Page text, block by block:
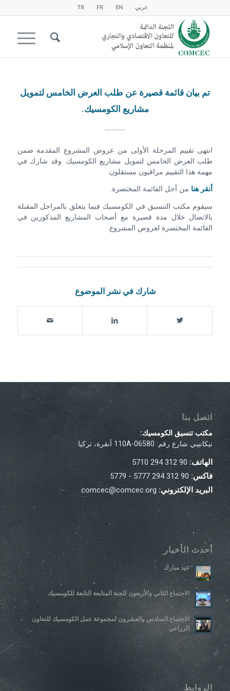
عربي EN
FR
TR
تم بيان قائمة قصيرة عن طلب العرض الخامس لتمويل
مشاريع الكومسيك.
انتهى تقييم المرحلة الأولى من عروض المشروع المقدمة ضمن
طلب العرض الخامس لتمويل مشاريع الكومسيك. وقد شارك في
مهمة هذا التقييم مراقبون مستقلون.
أنقر هنا من أجل القائمة المختصرة.
سيقوم مكتب التنسيق في الكومسيك فيما يتعلق بالمراحل المقبلة
بالاتصال خلال مدة قصيرة مع أصحاب المشاريع المذكورين في
القائمة المختصرة لعروض المشروع.
شارك في نشر الموضوع
اتصل بنا
مكتب تنسيق الكومسيك:
نيكاتيبي شارع رقم: 110A-06580 أنقرة، تركيا
الهاتف:90 312 294 5710
فاكس:90 312 294 5777 - 5779
البريد الإلكتروني: comcec@comcec.org
أحدث الأخبار
عيد مبارك
الاجتماع الثاني والأربعون للجنة المتابعة التابعة للكومسيك
الاجتماع السادس والعشرون لمجموعة عمل الكومسيك للتعاون
الزراعي
الروابط